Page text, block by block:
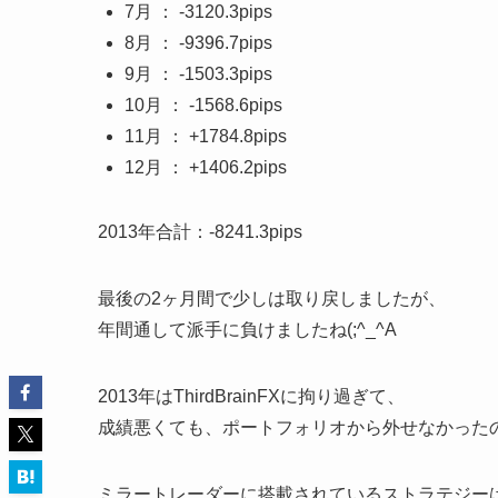
7月 ： -3120.3pips
8月 ： -9396.7pips
9月 ： -1503.3pips
10月 ： -1568.6pips
11月 ： +1784.8pips
12月 ： +1406.2pips
2013年合計：-8241.3pips
最後の2ヶ月間で少しは取り戻しましたが、
年間通して派手に負けましたね(;^_^A
2013年はThirdBrainFXに拘り過ぎて、
成績悪くても、ポートフォリオから外せなかった